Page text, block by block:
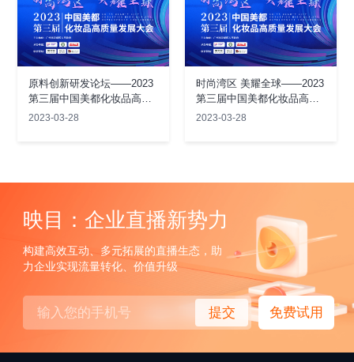
原料创新研发论坛——2023
第三届中国美都化妆品高质
量发展大会
2023-03-28
时尚湾区 美耀全球——2023
第三届中国美都化妆品高质
量发展大会
2023-03-28
映目：企业直播新势力
构建高效互动、多元拓展的直播生态，助
力企业实现流量转化、价值升级
提交 免费试用